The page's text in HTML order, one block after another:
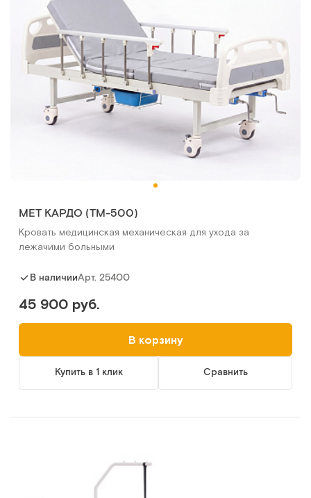
МЕТ КАРДО (ТМ-500)
Кровать медицинская механическая для ухода за
лежачими больными
В наличииАрт. 25400
45 900 руб.
В корзину
Купить в 1 клик Сравнить